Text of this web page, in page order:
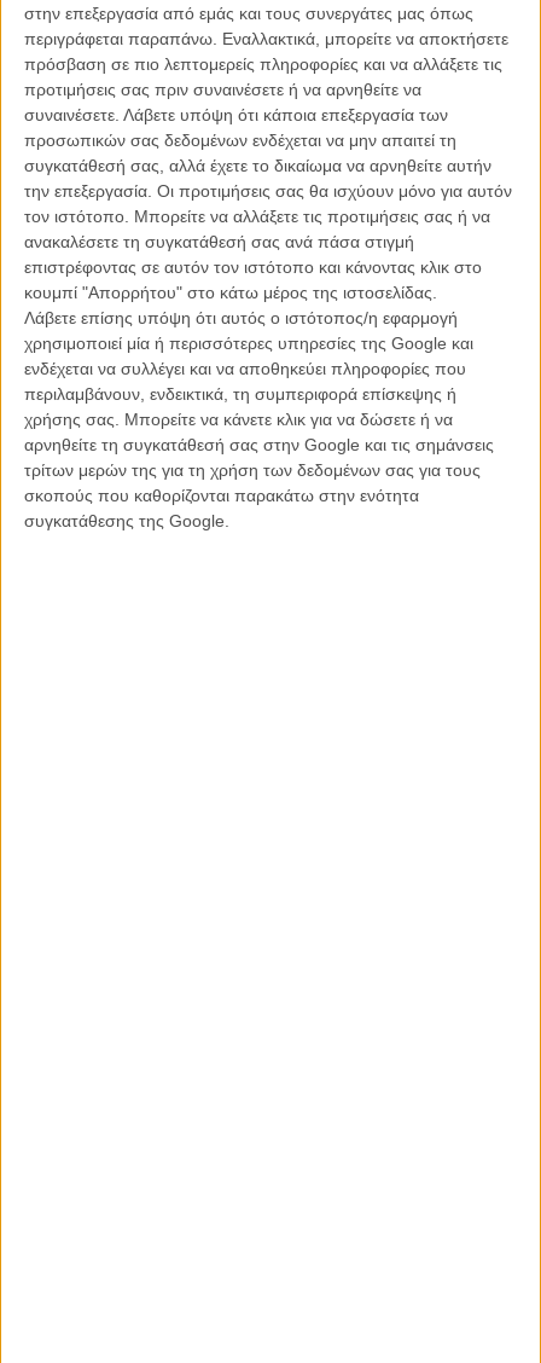
στην επεξεργασία από εμάς και τους συνεργάτες μας όπως
περιγράφεται παραπάνω. Εναλλακτικά, μπορείτε να αποκτήσετε
πρόσβαση σε πιο λεπτομερείς πληροφορίες και να αλλάξετε τις
προτιμήσεις σας πριν συναινέσετε ή να αρνηθείτε να
συναινέσετε. Λάβετε υπόψη ότι κάποια επεξεργασία των
προσωπικών σας δεδομένων ενδέχεται να μην απαιτεί τη
συγκατάθεσή σας, αλλά έχετε το δικαίωμα να αρνηθείτε αυτήν
την επεξεργασία. Οι προτιμήσεις σας θα ισχύουν μόνο για αυτόν
τον ιστότοπο. Μπορείτε να αλλάξετε τις προτιμήσεις σας ή να
ανακαλέσετε τη συγκατάθεσή σας ανά πάσα στιγμή
επιστρέφοντας σε αυτόν τον ιστότοπο και κάνοντας κλικ στο
κουμπί "Απορρήτου" στο κάτω μέρος της ιστοσελίδας.
Λάβετε επίσης υπόψη ότι αυτός ο ιστότοπος/η εφαρμογή
χρησιμοποιεί μία ή περισσότερες υπηρεσίες της Google και
ενδέχεται να συλλέγει και να αποθηκεύει πληροφορίες που
περιλαμβάνουν, ενδεικτικά, τη συμπεριφορά επίσκεψης ή
χρήσης σας. Μπορείτε να κάνετε κλικ για να δώσετε ή να
αρνηθείτε τη συγκατάθεσή σας στην Google και τις σημάνσεις
τρίτων μερών της για τη χρήση των δεδομένων σας για τους
σκοπούς που καθορίζονται παρακάτω στην ενότητα
συγκατάθεσης της Google.
Το είδος της ελληνικής ταινίας δράσης είναι σίγουρο ότι έχει πολύ
δρόμο ακόμη να διανύσει μέχρι να μπορέσει να ξεφύγει από την
περιοχή του αξιοπερίεργου και να βρει ίσως τους δικούς της
«auteurs» που μπορούν να κάνουν κάτι περισσότερο από χαβαλέ.
Μέχρι τότε θα έχουμε ταινίες σαν το «Short Fuse» που κάνουν ότι
καλύτερο μπορούν, αλλά δεν παίρνουν είναι η αλήθεια ούτε και οι
ίδιες τον εαυτό τους απολύτως στα σοβαρά. Αν το έκαναν θα
φρόντιζαν να προσέξουν λίγο περισσότερο το γεμάτο τρύπες και
δάνεια σενάριο και να καθοδηγήσουν τους ηθοποιούς τους σε
ερμηνείες που δεν δείχνουν ερασιτεχνικές.
Παγιδευμένο συχνά σε μια περιοχή που σε κάνει να αναρωτιέσαι αν
το φιλμ παρωδεί τον εαυτό του, κατορθώνει εν τούτοις να αγγίζει τα
όρια του cult ειδικά στις σκηνές που ο Τάσος Νούσιας ορίζει εκ νέου
τον όρο «μασάω το σκηνικό».
Εν τούτοις, παρά την προχειρότητα που μοιάζει να στήθηκε η ταινία
τουλάχιστον στο επίπεδο της ιδέας και των προθέσεων, το
αποτέλεσμα είναι πιο διασκεδαστικό απ όσο θα περίμενες ειδικά
όταν δεν προσπαθεί τόσο σκληρά να είναι απλά αναφορικό σε και